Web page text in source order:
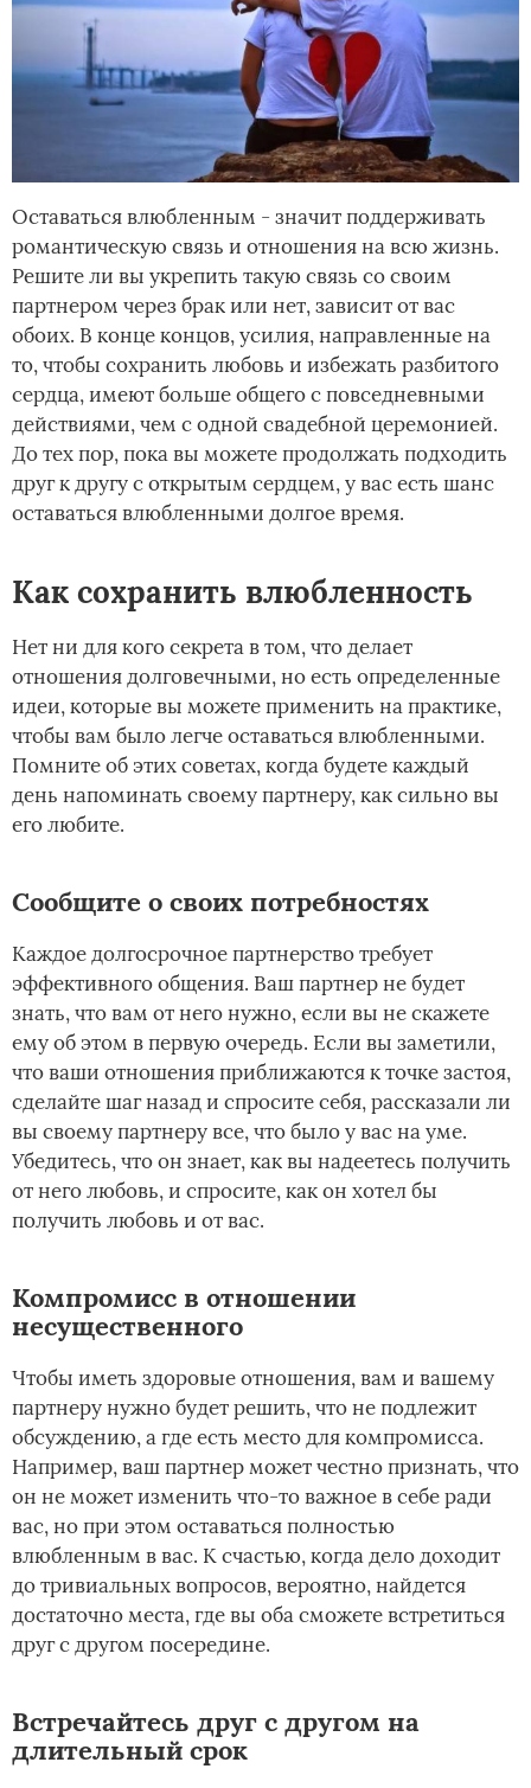
Оставаться влюбленным - значит поддерживать
романтическую связь и отношения на всю жизнь.
Решите ли вы укрепить такую связь со своим
партнером через брак или нет, зависит от вас
обоих. В конце концов, усилия, направленные на
то, чтобы сохранить любовь и избежать разбитого
сердца, имеют больше общего с повседневными
действиями, чем с одной свадебной церемонией.
До тех пор, пока вы можете продолжать подходить
друг к другу с открытым сердцем, у вас есть шанс
оставаться влюбленными долгое время.
Как сохранить влюбленность
Нет ни для кого секрета в том, что делает
отношения долговечными, но есть определенные
идеи, которые вы можете применить на практике,
чтобы вам было легче оставаться влюбленными.
Помните об этих советах, когда будете каждый
день напоминать своему партнеру, как сильно вы
его любите.
Сообщите о своих потребностях
Каждое долгосрочное партнерство требует
эффективного общения. Ваш партнер не будет
знать, что вам от него нужно, если вы не скажете
ему об этом в первую очередь. Если вы заметили,
что ваши отношения приближаются к точке застоя,
сделайте шаг назад и спросите себя, рассказали ли
вы своему партнеру все, что было у вас на уме.
Убедитесь, что он знает, как вы надеетесь получить
от него любовь, и спросите, как он хотел бы
получить любовь и от вас.
Компромисс в отношении
несущественного
Чтобы иметь здоровые отношения, вам и вашему
партнеру нужно будет решить, что не подлежит
обсуждению, а где есть место для компромисса.
Например, ваш партнер может честно признать, что
он не может изменить что-то важное в себе ради
вас, но при этом оставаться полностью
влюбленным в вас. К счастью, когда дело доходит
до тривиальных вопросов, вероятно, найдется
достаточно места, где вы оба сможете встретиться
друг с другом посередине.
Встречайтесь друг с другом на
длительный срок